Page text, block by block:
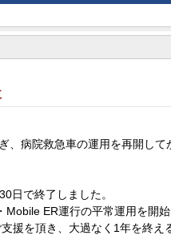
病院救急車の運用を再開して
日で終了しました。
ER運行の平常運用を開
援を頂き、大過なく1年を終え